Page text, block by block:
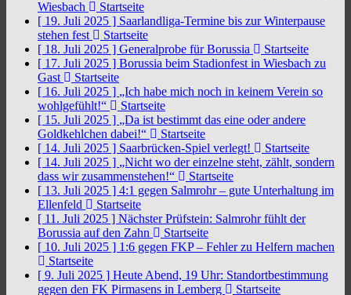
Wiesbach
Startseite
[ 19. Juli 2025 ] Saarlandliga-Termine bis zur Winterpause
stehen fest
Startseite
[ 18. Juli 2025 ] Generalprobe für Borussia
Startseite
[ 17. Juli 2025 ] Borussia beim Stadionfest in Wiesbach zu
Gast
Startseite
[ 16. Juli 2025 ] „Ich habe mich noch in keinem Verein so
wohlgefühlt!“
Startseite
[ 15. Juli 2025 ] „Da ist bestimmt das eine oder andere
Goldkehlchen dabei!“
Startseite
[ 14. Juli 2025 ] Saarbrücken-Spiel verlegt!
Startseite
[ 14. Juli 2025 ] „Nicht wo der einzelne steht, zählt, sondern
dass wir zusammenstehen!“
Startseite
[ 13. Juli 2025 ] 4:1 gegen Salmrohr – gute Unterhaltung im
Ellenfeld
Startseite
[ 11. Juli 2025 ] Nächster Prüfstein: Salmrohr fühlt der
Borussia auf den Zahn
Startseite
[ 10. Juli 2025 ] 1:6 gegen FKP – Fehler zu Helfern machen
Startseite
[ 9. Juli 2025 ] Heute Abend, 19 Uhr: Standortbestimmung
gegen den FK Pirmasens in Lemberg
Startseite